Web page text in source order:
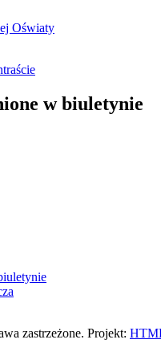
Oświaty
w biuletynie
zastrzeżone. Projekt: